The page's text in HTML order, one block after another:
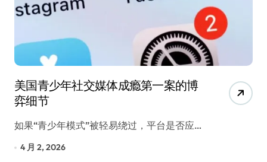
美国青少年社交媒体成瘾第一案的博
弈细节
如果“青少年模式”被轻易绕过，平台是否应…
4 月 2, 2026